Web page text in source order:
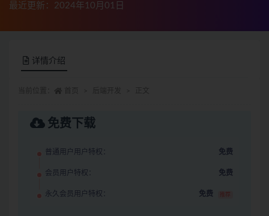
最近更新：2024年10月01日
详情介绍
免费下载
普通用户用户特权： 免费
会员用户特权： 免费
永久会员用户特权： 免费 推荐